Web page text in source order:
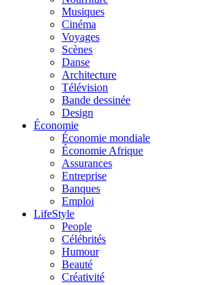
Musiques
Cinéma
Voyages
Scènes
Danse
Architecture
Télévision
Bande dessinée
Design
Économie
Économie mondiale
Économie Afrique
Assurances
Entreprise
Banques
Emploi
LifeStyle
People
Célébrités
Humour
Beauté
Créativité